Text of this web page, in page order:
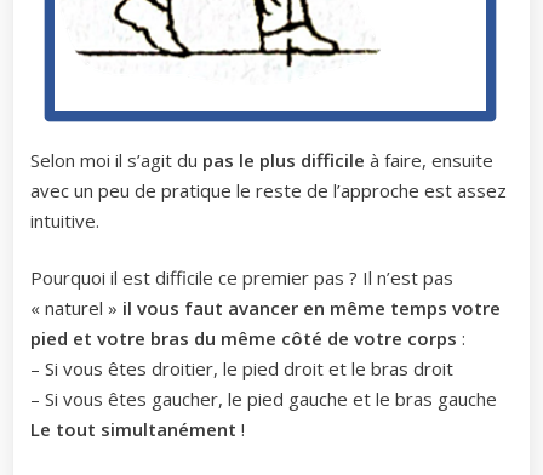
Selon moi il s’agit du pas le plus difficile à faire, ensuite
avec un peu de pratique le reste de l’approche est assez
intuitive.
Pourquoi il est difficile ce premier pas ? Il n’est pas
« naturel » il vous faut avancer en même temps votre
pied et votre bras du même côté de votre corps :
– Si vous êtes droitier, le pied droit et le bras droit
– Si vous êtes gaucher, le pied gauche et le bras gauche
Le tout simultanément !